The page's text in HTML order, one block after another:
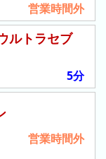
営業時間外
ルトラセブ
5分
営業時間外